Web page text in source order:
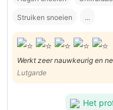
Struiken snoeien ...
Werkt zeer nauwkeurig en
Lutgarde
Het